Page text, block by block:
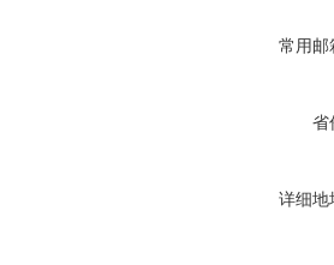
常用邮
省
详细地